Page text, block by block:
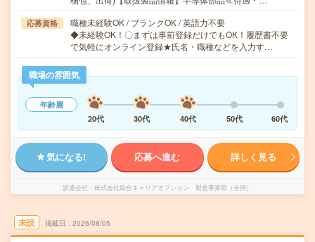
応募資格
職種未経験OK / ブランクOK / 英語力不要
◆未経験OK！〇まずは事前登録だけでもOK！履歴書不要
で気軽にオンライン登録★氏名・職種などを入力す…
職場の雰囲気
年齢層
20代
30代 40代 50代 60代
気になる! 応募へ進む 詳しく見る
派遣会社 株式会社綜合キャリアオプション 製造事業部（全国）
未読 掲載日 2026/08/05